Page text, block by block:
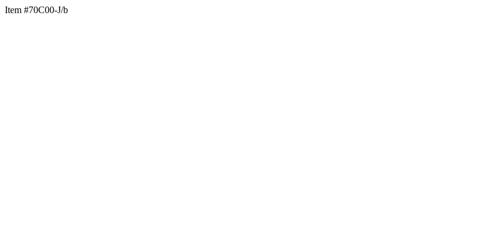
Item #70C00-J/b